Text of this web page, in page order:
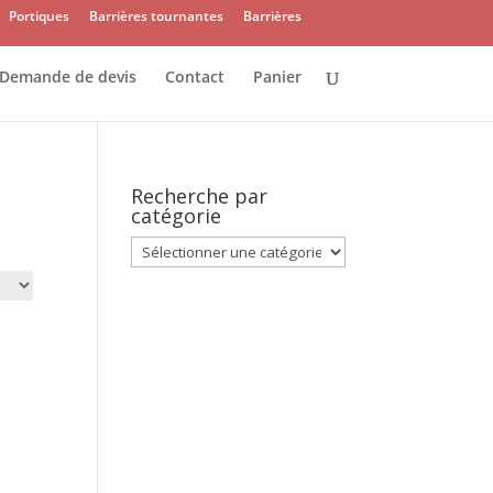
Portiques Barrières tournantes
Barrières
Demande de devis Contact Panier
Recherche par
catégorie
Recherche
par